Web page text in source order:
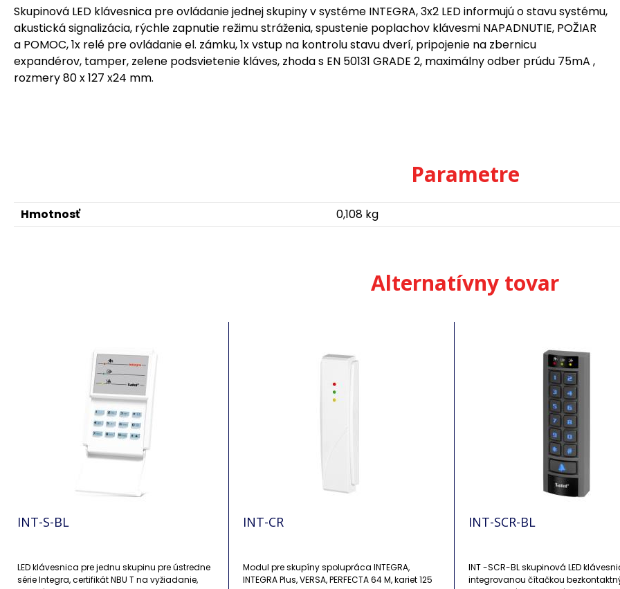
Skupinová LED klávesnica pre ovládanie jednej skupiny v systéme INTEGRA, 3x2 LED informujú o stavu systému,
akustická signalizácia, rýchle zapnutie režimu stráženia, spustenie poplachov klávesmi NAPADNUTIE, POŽIAR
a POMOC, 1x relé pre ovládanie el. zámku, 1x vstup na kontrolu stavu dverí, pripojenie na zbernicu
expandérov, tamper, zelene podsvietenie kláves, zhoda s EN 50131 GRADE 2, maximálny odber prúdu 75mA ,
rozmery 80 x 127 x24 mm.
Parametre
Hmotnosť 0,108 kg
Alternatívny tovar
INT-S-BL
LED klávesnica pre jednu skupinu pre ústredne
série Integra, certifikát NBU T na vyžiadanie,
INT-CR
Modul pre skupíny spolupráca INTEGRA,
INTEGRA Plus, VERSA, PERFECTA 64 M, kariet 125
INT-SCR-BL
INT -SCR-BL skupinová LED
integrovanou čítačkou